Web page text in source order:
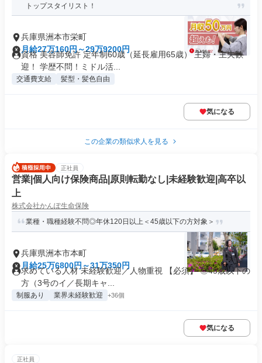
トップスタイリスト！
兵庫県洲本市栄町
月給27万160円～29万9200円
資格 美容師免許 定年制60歳（延長雇用65歳） 主婦・主夫歓
迎！ 学歴不問！ミドル活...
交通費支給 髪型・髪色自由
気になる
この企業の類似求人を見る
正社員
営業|個人向け保険商品|原則転勤なし|未経験歓迎|高卒以
上
株式会社かんぽ生命保険
業種・職種経験不問◎年休120日以上＜45歳以下の方対象＞
兵庫県洲本市本町
月給25万6800円～31万350円
求めている人材 未経験歓迎／人物重視 【必須】 ◎45歳以下の
方（3号のイ／長期キャ...
制服あり 業界未経験歓迎 +36個
気になる
正社員